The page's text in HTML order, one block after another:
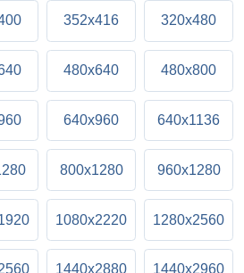
352x416 320x480
480x640 480x800
640x960 640x1136
800x1280 960x1280
1080x2220 1280x2560
1440x2880 1440x2960